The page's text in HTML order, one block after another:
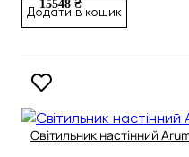
15548 ₴
Додати в кошик
Світильник настінний